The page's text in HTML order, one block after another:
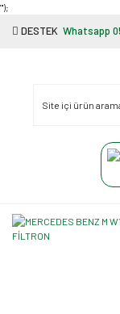
"');
DESTEK Whatsapp